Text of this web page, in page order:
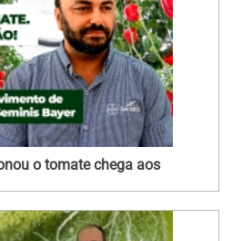
o tomate chega aos